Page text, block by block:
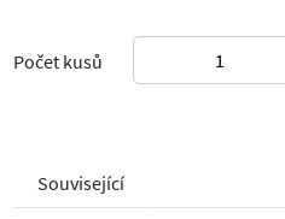
Počet kusů
Související